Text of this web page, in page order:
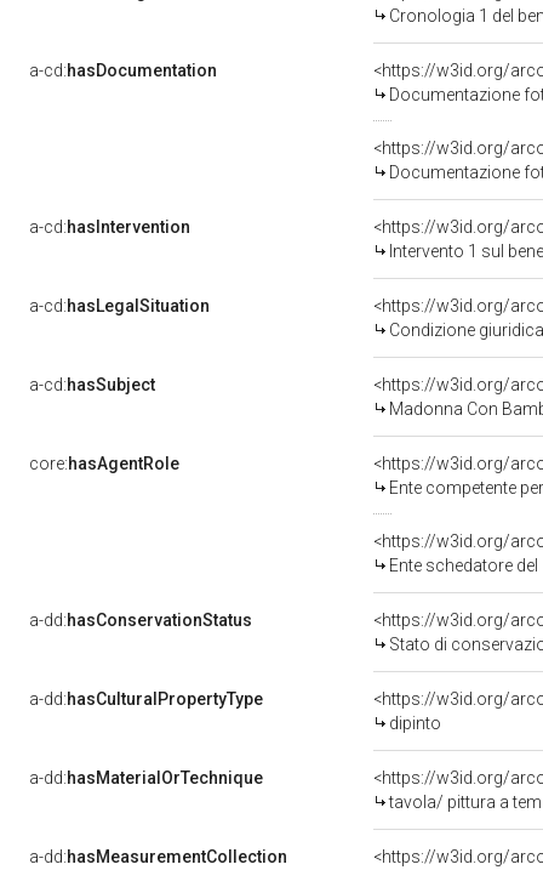
Cronologia 1 del
a-cd:hasDocumentation
Documentazione
Documentazione
a-cd:hasIntervention
<https://w3id.org/
Intervento 1 sul
a-cd:hasLegalSituation
Condizione
a-cd:hasSubject
<https://w3id.org/
Madonna Con
core:hasAgentRole
<https://w3id.org/
Ente competente per tutela del
<https://w3id.org/
Ente schedatore
a-dd:hasConservationStatus
<https://w3id.org/
Stato di
a-dd:hasCulturalPropertyType
<https://w3id.org/
dipinto
a-dd:hasMaterialOrTechnique
<https://w3id.org/
tavola/ pittura a
a-dd:hasMeasurementCollection
<https://w3id.org/